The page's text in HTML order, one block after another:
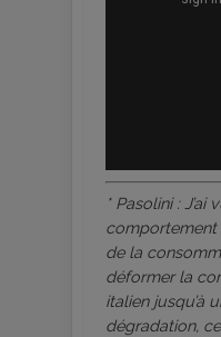
* Pasolini : J’ai
de la
déformer la
italien jusqu’à
dégradation,